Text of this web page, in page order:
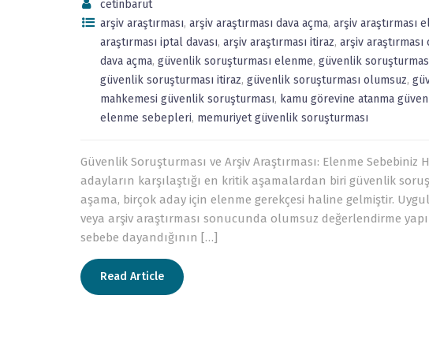
cetinbarut
arşiv araştırması, arşiv araştırması dava açma, arşiv araştırması
araştırması iptal davası, arşiv araştırması itiraz, arşiv araştırması
dava açma, güvenlik soruşturması elenme, güvenlik
güvenlik soruşturması itiraz, güvenlik soruşturması olumsuz,
mahkemesi güvenlik soruşturması, kamu görevine atanma
elenme sebepleri, memuriyet güvenlik soruşturması
Güvenlik Soruşturması ve Arşiv Araştırması: Elenme
adayların karşılaştığı en kritik aşamalardan biri güvenlik
aşama, birçok aday için elenme gerekçesi haline gelmiştir.
veya arşiv araştırması sonucunda olumsuz değerlendirme
sebebe dayandığının […]
Read Article